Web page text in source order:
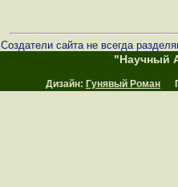
Создатели сайта не всегда
"Научный
Дизайн: Гунявый Роман